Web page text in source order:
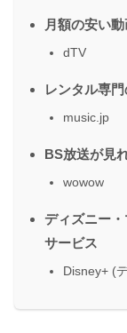
月額の安い
dTV
レンタル専
music.jp
BS放送が見
wowow
ディズニー
サービス
Disney+ (